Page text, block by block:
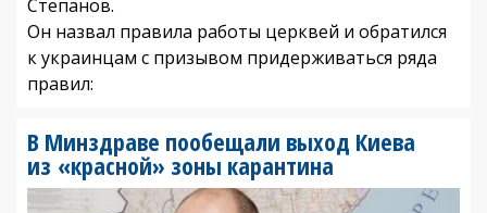
Степанов.
Он назвал правила работы церквей и обратился
к украинцам с призывом придерживаться ряда
правил:
В Минздраве пообещали выход Киева
из «красной» зоны карантина